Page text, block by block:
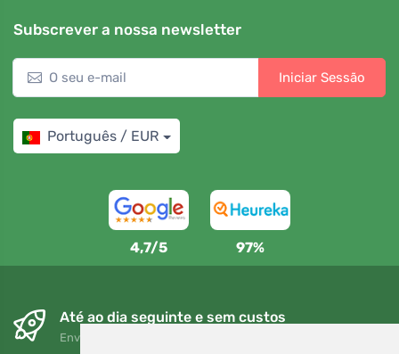
Subscrever a nossa newsletter
Iniciar Sessão
Português / EUR
4,7/5 97%
Até ao dia seguinte e sem custos
Envio gratuito para encomendas superiores a 80 EUR